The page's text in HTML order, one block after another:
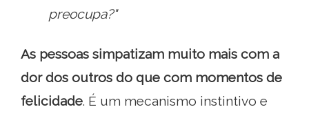
preocupa?"
As pessoas simpatizam muito mais com a
dor dos outros do que com momentos de
felicidade. É um mecanismo instintivo e